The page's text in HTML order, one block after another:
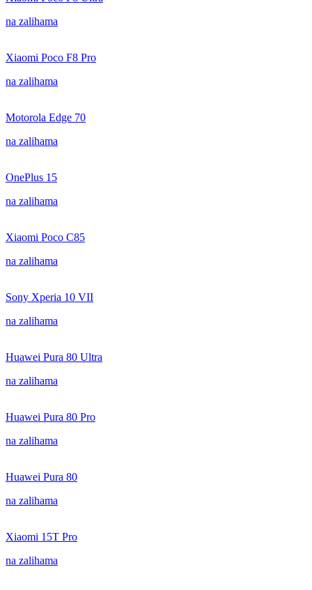
na zalihama
Xiaomi Poco F8 Pro
na zalihama
Motorola Edge 70
na zalihama
OnePlus 15
na zalihama
Xiaomi Poco C85
na zalihama
Sony Xperia 10 VII
na zalihama
Huawei Pura 80 Ultra
na zalihama
Huawei Pura 80 Pro
na zalihama
Huawei Pura 80
na zalihama
Xiaomi 15T Pro
na zalihama